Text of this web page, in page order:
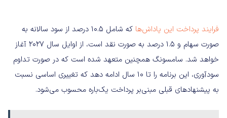
فرایند پرداخت این پاداش‌ها
که شامل ۱۰.۵ درصد از سود سالانه به
صورت سهام و ۱.۵ درصد به صورت نقد است، از اوایل سال ۲۰۲۷ آغاز
خواهد شد. سامسونگ همچنین متعهد شده است که در صورت تداوم
سودآوری، این برنامه را تا ۱۰ سال ادامه دهد که تغییری اساسی نسبت
به پیشنهادهای قبلی مبنی‌بر پرداخت یک‌باره محسوب می‌شود.